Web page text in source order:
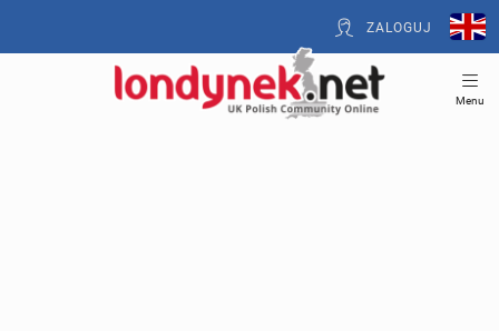
ZALOGUJ
Menu